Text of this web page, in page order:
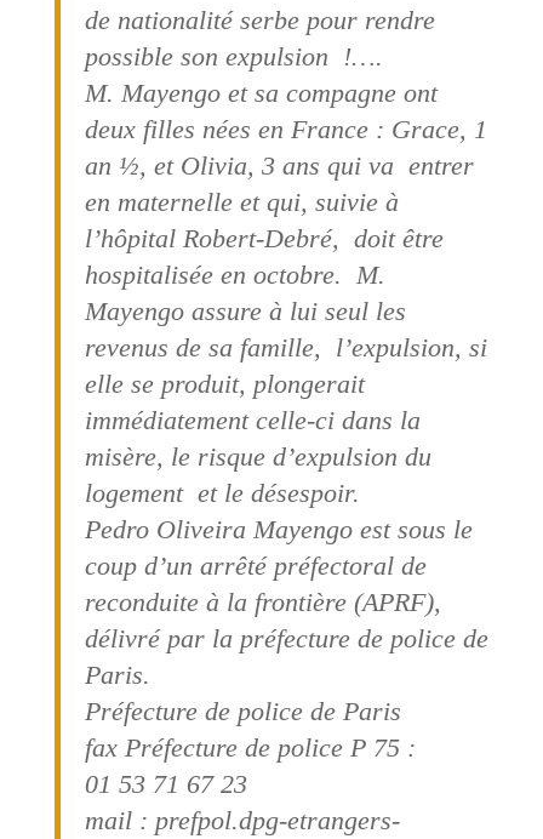
de nationalité serbe pour rendre
possible son expulsion !….
M. Mayengo et sa compagne ont
deux filles nées en France : Grace, 1
an ½, et Olivia, 3 ans qui va entrer
en maternelle et qui, suivie à
l’hôpital Robert-Debré, doit être
hospitalisée en octobre. M.
Mayengo assure à lui seul les
revenus de sa famille, l’expulsion, si
elle se produit, plongerait
immédiatement celle-ci dans la
misère, le risque d’expulsion du
logement et le désespoir.
Pedro Oliveira Mayengo est sous le
coup d’un arrêté préfectoral de
reconduite à la frontière (APRF),
délivré par la préfecture de police de
Paris.
Préfecture de police de Paris
fax Préfecture de police P 75 :
01 53 71 67 23
mail : prefpol.dpg-etrangers-